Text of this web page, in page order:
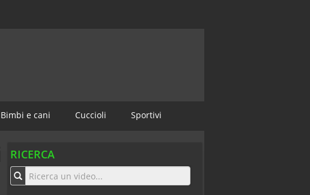
Bimbi e cani Cuccioli Sportivi
RICERCA